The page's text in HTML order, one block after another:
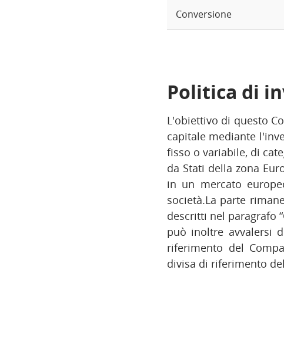
Conversione
Politica di
L'obiettivo di questo
capitale mediante
fisso o variabile, di
da Stati della zona
in un mercato
società.La parte
descritti nel paragrafo
può inoltre avvalersi
riferimento del
divisa di riferimento